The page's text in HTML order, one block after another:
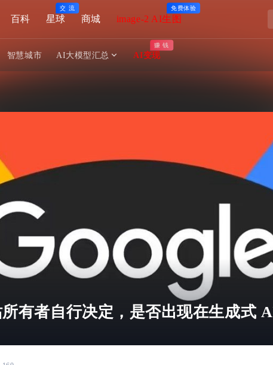
百科 星球
交 流
商城 image-2 AI生图
免费体验
智慧城市 AI大模型汇总 AI变现
赚 钱
有者自行决定，是否出现在生成式